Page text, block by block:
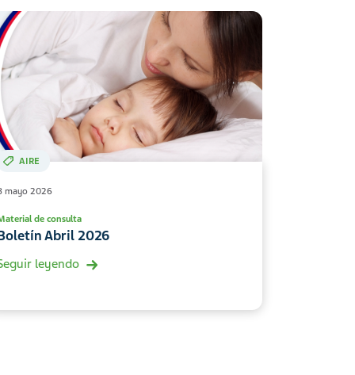
AIRE
mayo 2026
de consulta
Abril 2026
leyendo